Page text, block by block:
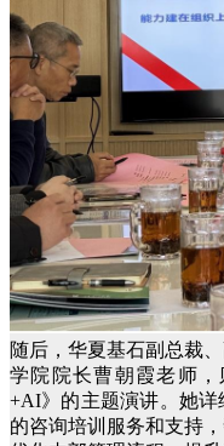
随后，华夏基石副总裁
学院院长曹朝霞老师
+AI》的主题演讲。她
的咨询培训服务和支持